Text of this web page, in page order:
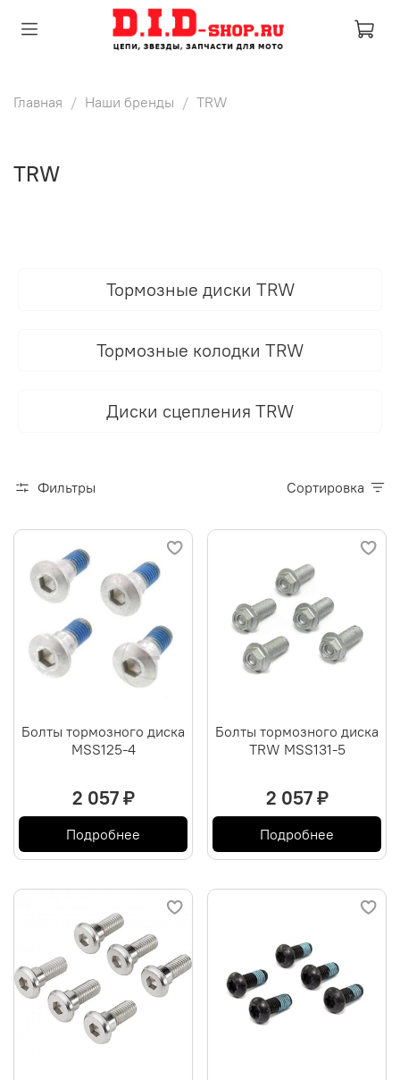
Главная Наши бренды TRW
TRW
Тормозные диски TRW
Тормозные колодки TRW
Диски сцепления TRW
Фильтры Сортировка
Болты тормозного диска
MSS125-4
2 057 ₽
Подробнее
Болты тормозного диска
TRW MSS131-5
2 057 ₽
Подробнее